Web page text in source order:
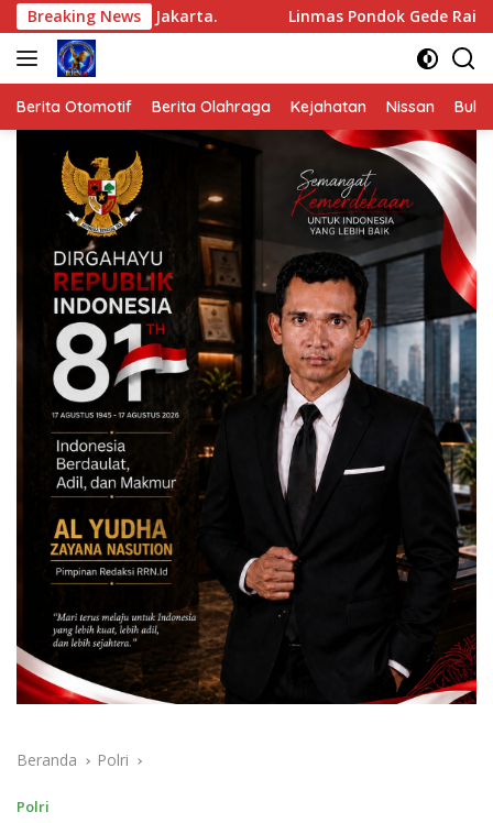
Langsung
ke
konten
Breaking News
XII ke Jakarta. Linmas Pondok Gede Raih Juara III
Berita Otomotif Berita Olahraga Kejahatan Nissan
Beranda Polri
Polri